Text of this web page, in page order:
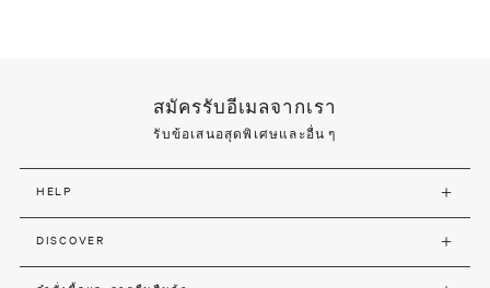
สมัครรับอีเมลจากเรา
รับข้อเสนอสุดพิเศษและอื่น ๆ
HELP
DISCOVER